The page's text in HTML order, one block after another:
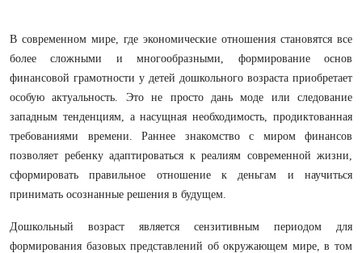
В современном мире, где экономические отношения становятся все
более сложными и многообразными, формирование основ
финансовой грамотности у детей дошкольного возраста приобретает
особую актуальность. Это не просто дань моде или следование
западным тенденциям, а насущная необходимость, продиктованная
требованиями времени. Раннее знакомство с миром финансов
позволяет ребенку адаптироваться к реалиям современной жизни,
сформировать правильное отношение к деньгам и научиться
принимать осознанные решения в будущем.
Дошкольный возраст является сензитивным периодом для
формирования базовых представлений об окружающем мире, в том